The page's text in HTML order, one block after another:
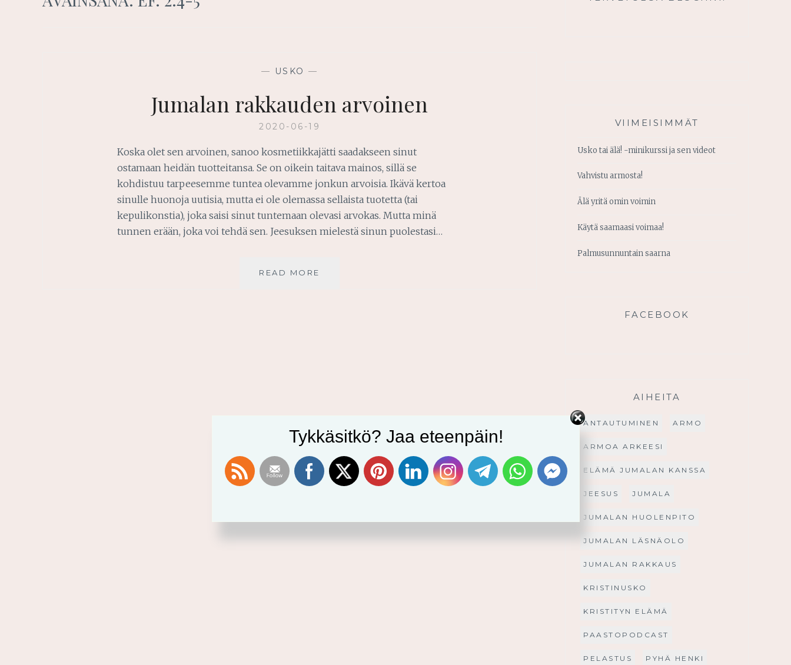
— USKO —
Jumalan rakkauden arvoinen
2020-06-19
Koska olet sen arvoinen, sanoo kosmetiikkajätti saadakseen sinut
ostamaan heidän tuotteitansa. Se on oikein taitava mainos, sillä se
kohdistuu tarpeesemme tuntea olevamme jonkun arvoisia. Ikävä kertoa
sinulle huonoja uutisia, mutta ei ole olemassa sellaista tuotetta (tai
kepulikonstia), joka saisi sinut tuntemaan olevasi arvokas. Mutta minä
tunnen erään, joka voi tehdä sen. Jeesuksen mielestä sinun puolestasi…
READ MORE
VIIMEISIMMÄT
Usko tai älä! -minikurssi ja sen videot
Vahvistu armosta!
Älä yritä omin voimin
Käytä saamaasi voimaa!
Palmusunnuntain saarna
FACEBOOK
AIHEITA
ANTAUTUMINEN ARMO
ARMOA ARKEESI
ELÄMÄ JUMALAN KANSSA
JEESUS JUMALA
JUMALAN HUOLENPITO
JUMALAN LÄSNÄOLO
JUMALAN RAKKAUS
KRISTINUSKO
KRISTITYN ELÄMÄ
PAASTOPODCAST
PELASTUS PYHÄ HENKI
Tykkäsitkö? Jaa eteenpäin!